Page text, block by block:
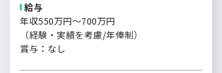
給与
年収550万円～700万円
（経験・実績を考慮/年俸制）
賞与：なし